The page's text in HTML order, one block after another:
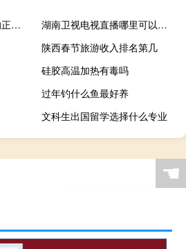
什么是十字绣，十字绣的正确绣法是怎样绣的？
湖南卫视电视直播哪里可以看（哪个播放器有湖南卫视）
陕西春节旅游收入排名第几
硅胶高温加热有毒吗
过年钓什么鱼最好养
文科生出国留学选择什么专业
☚